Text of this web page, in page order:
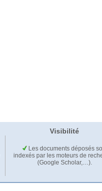
Visibilité
Les documents déposés
indexés par les moteurs de
(Google Scholar,…).